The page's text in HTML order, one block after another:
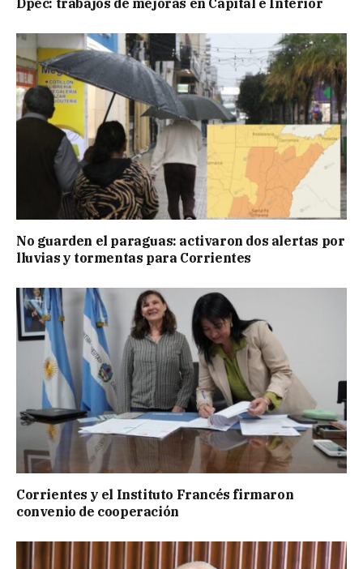
Dpec: trabajos de mejoras en Capital e Interior
No guarden el paraguas: activaron dos alertas por
lluvias y tormentas para Corrientes
Corrientes y el Instituto Francés firmaron
convenio de cooperación